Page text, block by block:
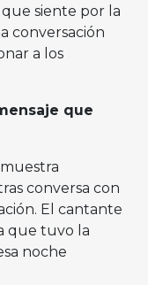
siente por la
conversación
a los
que
conversa con
El cantante
que tuvo la
noche